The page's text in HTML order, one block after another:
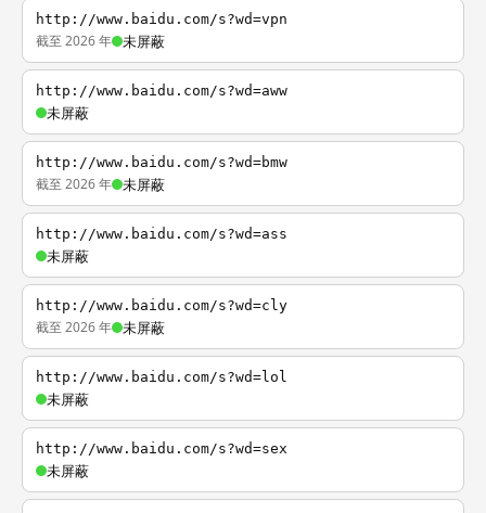
http://www.baidu.com/s?wd=vpn
截至 2026 年 未屏蔽
http://www.baidu.com/s?wd=aww
未屏蔽
http://www.baidu.com/s?wd=bmw
截至 2026 年 未屏蔽
http://www.baidu.com/s?wd=ass
未屏蔽
http://www.baidu.com/s?wd=cly
截至 2026 年 未屏蔽
http://www.baidu.com/s?wd=lol
未屏蔽
http://www.baidu.com/s?wd=sex
未屏蔽